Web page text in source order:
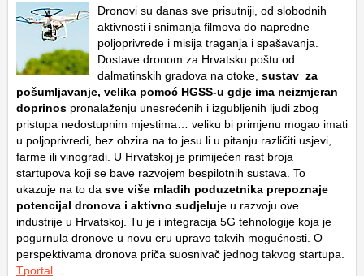
Dronovi su danas sve prisutniji, od slobodnih
aktivnosti i snimanja filmova do napredne
poljoprivrede i misija traganja i spašavanja.
Dostave dronom za Hrvatsku poštu od
dalmatinskih gradova na otoke, sustav za
pošumljavanje, velika pomoć HGSS-u gdje ima neizmjeran
doprinos pronalaženju unesrećenih i izgubljenih ljudi zbog
pristupa nedostupnim mjestima… veliku bi primjenu mogao imati
u poljoprivredi, bez obzira na to jesu li u pitanju različiti usjevi,
farme ili vinogradi. U Hrvatskoj je primijećen rast broja
startupova koji se bave razvojem bespilotnih sustava. To
ukazuje na to da sve više mladih poduzetnika prepoznaje
potencijal dronova i aktivno sudjeluje u razvoju ove
industrije u Hrvatskoj. Tu je i integracija 5G tehnologije koja je
pogurnula dronove u novu eru upravo takvih mogućnosti. O
perspektivama dronova priča suosnivač jednog takvog startupa.
Tportal